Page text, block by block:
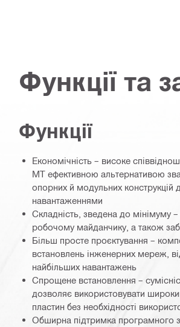
Функції та
Функції
Економічність – високе
MT ефективною альтернативою
опорних й модульних
навантаженнями
Складність, зведена до мінімуму –
робочому майданчику, а також
Більш просте проєктування –
встановлень інженерних мереж,
найбільших навантажень
Спрощене встановлення –
дозволяє використовувати
пластин без необхідності
Обширна підтримка програмного